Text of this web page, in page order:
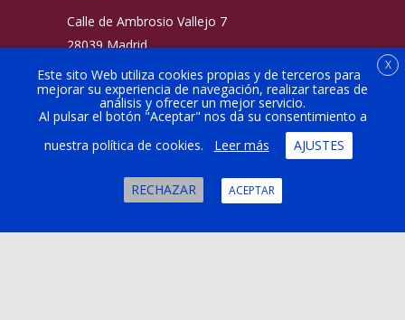
Calle de Ambrosio Vallejo 7
28039 Madrid
Fijo:
913 117 462
Movil:
676 566 970
administracion@talleresgarciamartinezehijos.com
Lun a Vier:
9:00 a 14:00
16:00 a 20:00
X
Este sito Web utiliza cookies propias y de terceros para
mejorar su experiencia de navegación, realizar tareas de
análisis y ofrecer un mejor servicio.
Al pulsar el botón "Aceptar" nos da su consentimiento a
nuestra política de cookies.
Leer más AJUSTES
RECHAZAR ACEPTAR